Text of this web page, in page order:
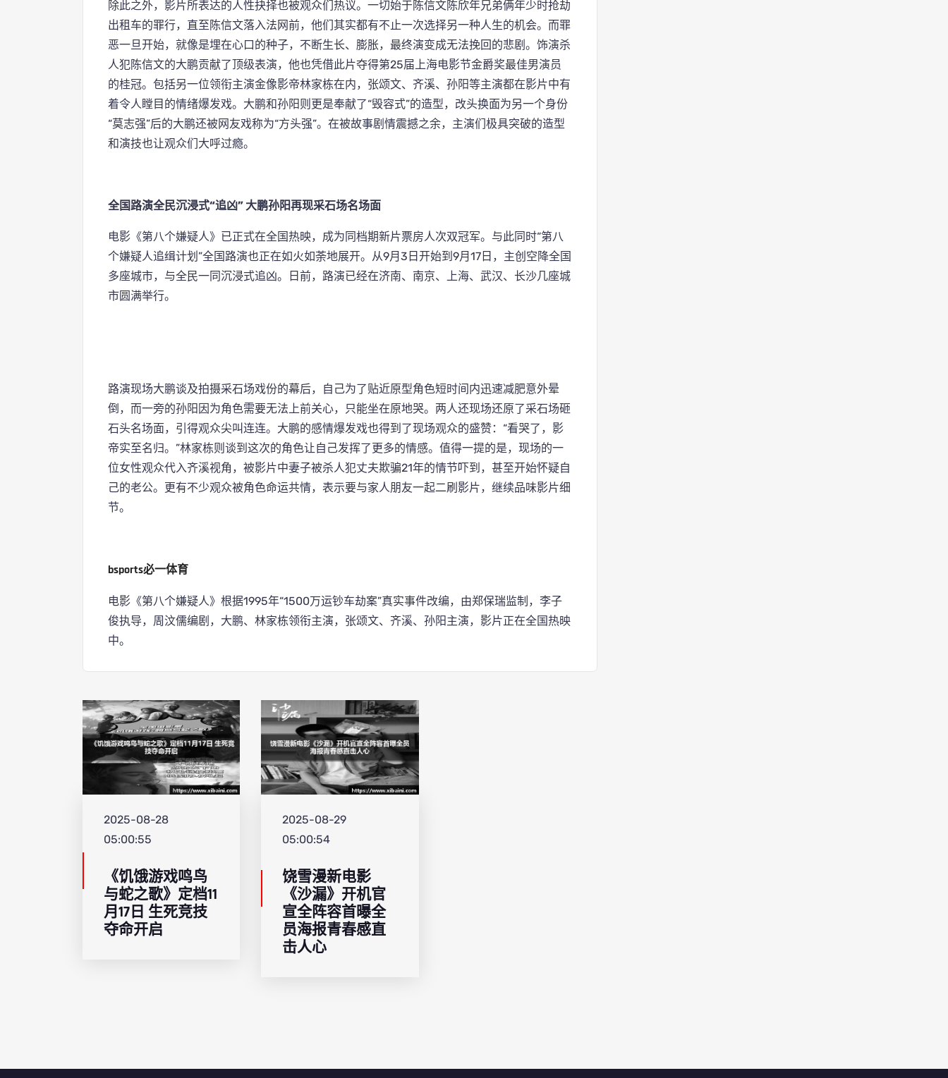
除此之外，影片所表达的人性抉择也被观众们热议。一切始于陈信文陈欣年兄弟俩年少时抢劫
出租车的罪行，直至陈信文落入法网前，他们其实都有不止一次选择另一种人生的机会。而罪
恶一旦开始，就像是埋在心口的种子，不断生长、膨胀，最终演变成无法挽回的悲剧。饰演杀
人犯陈信文的大鹏贡献了顶级表演，他也凭借此片夺得第25届上海电影节金爵奖最佳男演员
的桂冠。包括另一位领衔主演金像影帝林家栋在内，张颂文、齐溪、孙阳等主演都在影片中有
着令人瞠目的情绪爆发戏。大鹏和孙阳则更是奉献了“毁容式”的造型，改头换面为另一个身份
“莫志强”后的大鹏还被网友戏称为“方头强”。在被故事剧情震撼之余，主演们极具突破的造型
和演技也让观众们大呼过瘾。
全国路演全民沉浸式“追凶” 大鹏孙阳再现采石场名场面
电影《第八个嫌疑人》已正式在全国热映，成为同档期新片票房人次双冠军。与此同时“第八
个嫌疑人追缉计划”全国路演也正在如火如荼地展开。从9月3日开始到9月17日，主创空降全国
多座城市，与全民一同沉浸式追凶。日前，路演已经在济南、南京、上海、武汉、长沙几座城
市圆满举行。
路演现场大鹏谈及拍摄采石场戏份的幕后，自己为了贴近原型角色短时间内迅速减肥意外晕
倒，而一旁的孙阳因为角色需要无法上前关心，只能坐在原地哭。两人还现场还原了采石场砸
石头名场面，引得观众尖叫连连。大鹏的感情爆发戏也得到了现场观众的盛赞：“看哭了，影
帝实至名归。”林家栋则谈到这次的角色让自己发挥了更多的情感。值得一提的是，现场的一
位女性观众代入齐溪视角，被影片中妻子被杀人犯丈夫欺骗21年的情节吓到，甚至开始怀疑自
己的老公。更有不少观众被角色命运共情，表示要与家人朋友一起二刷影片，继续品味影片细
节。
bsports必一体育
电影《第八个嫌疑人》根据1995年“1500万运钞车劫案”真实事件改编，由郑保瑞监制，李子
俊执导，周汶儒编剧，大鹏、林家栋领衔主演，张颂文、齐溪、孙阳主演，影片正在全国热映
中。
2025-08-28
05:00:55
《饥饿游戏鸣鸟
与蛇之歌》定档11
月17日 生死竞技
夺命开启
2025-08-29
05:00:54
饶雪漫新电影
《沙漏》开机官
宣全阵容首曝全
员海报青春感直
击人心